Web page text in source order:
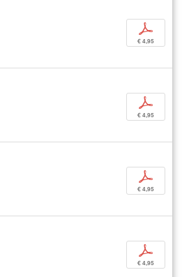
p
€ 4,95
p
€ 4,95
p
€ 4,95
p
€ 4,95